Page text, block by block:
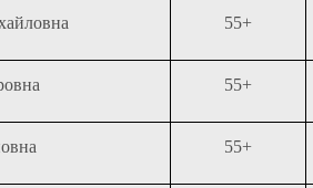
55+
55+
55+